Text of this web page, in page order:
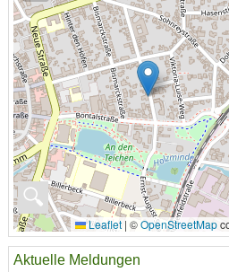
🔍
Leaflet | ©OpenStreetMap
Aktuelle Meldungen